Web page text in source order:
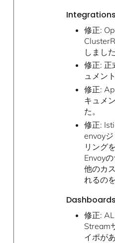
修正:
しました
修正: 正
ュメン
修正:
キュメ
た。
修正:
envoy
リング
Envoy
他のカ
れるの
修正:
Stream
イポが